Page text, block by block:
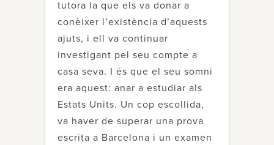
tutora la que els va donar a
conèixer l’existència d’aquests
ajuts, i ell va continuar
investigant pel seu compte a
casa seva. I és que el seu somni
era aquest: anar a estudiar als
Estats Units. Un cop escollida,
va haver de superar una prova
escrita a Barcelona i un examen